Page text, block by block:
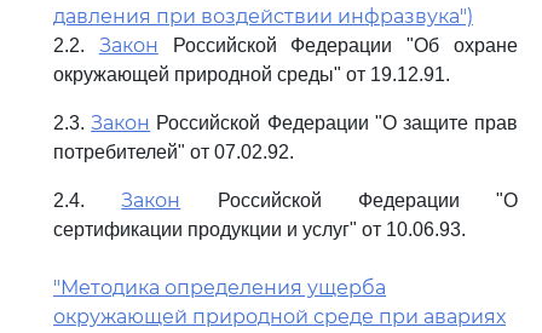
давления при воздействии инфразвука")
2.2. Закон Российской Федерации "Об охране
окружающей природной среды" от 19.12.91.
2.3.Закон Российской Федерации "О защите прав
потребителей" от 07.02.92.
2.4.Закон Российской Федерации "О
сертификации продукции и услуг" от 10.06.93.
"Методика определения ущерба
окружающей природной среде при авариях